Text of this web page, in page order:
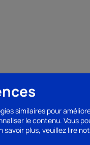
similaires pour
le contenu. Vous
savoir plus, veuillez lire